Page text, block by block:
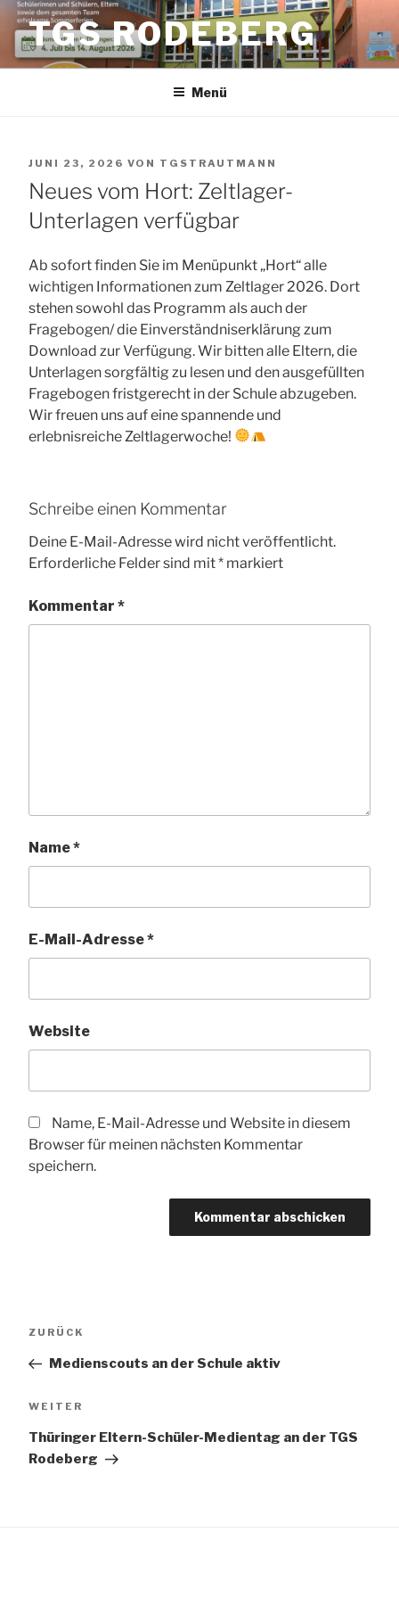
Zum
Inhalt
springenTGS RODEBERG
Menü
VERÖFFENTLICHT
AM
JUNI 23, 2026 VON TGSTRAUTMANN
Neues vom Hort: Zeltlager-
Unterlagen verfügbar
Ab sofort finden Sie im Menüpunkt „Hort“ alle
wichtigen Informationen zum Zeltlager 2026. Dort
stehen sowohl das Programm als auch der
Fragebogen/ die Einverständniserklärung zum
Download zur Verfügung. Wir bitten alle Eltern, die
Unterlagen sorgfältig zu lesen und den ausgefüllten
Fragebogen fristgerecht in der Schule abzugeben.
Wir freuen uns auf eine spannende und
erlebnisreiche Zeltlagerwoche!
Schreibe einen Kommentar
Deine E-Mail-Adresse wird nicht veröffentlicht.
Erforderliche Felder sind mit* markiert
Kommentar *
Name*
E-Mail-Adresse*
Website
Name, E-Mail-Adresse und Website in diesem
Browser für meinen nächsten Kommentar
speichern.
Vorheriger
ZURÜCK
Medienscouts an der Schule aktiv
Nächster
WEITER
Thüringer Eltern-Schüler-Medientag an der TGS
Rodeberg